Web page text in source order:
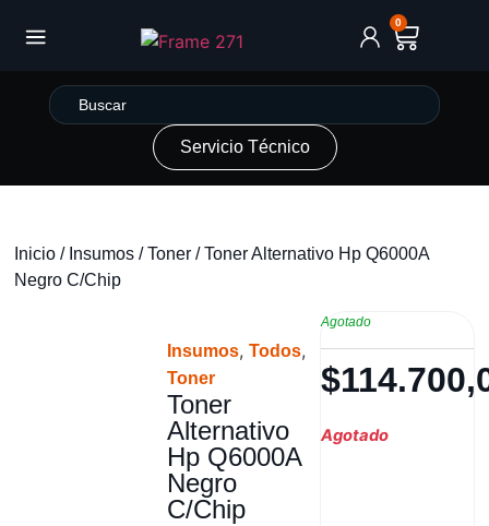
0
Servicio Técnico
Inicio / Insumos /Toner / Toner Alternativo Hp Q6000A
Negro C/Chip
Insumos, Todos,
Toner
Toner
Alternativo
Hp Q6000A
Negro
C/Chip
Agotado
$
Agotado